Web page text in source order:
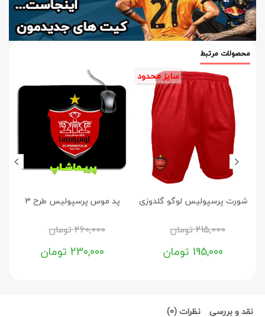
محصولات مرتبط
شورت پرسپولیس لوگو گلدوزی
سایز محدود
215,000تومان
195,000 تومان
پد موس پرسپولیس طرح 3
260,000تومان
230,000 تومان
نقد و بررسی نظرات (0)